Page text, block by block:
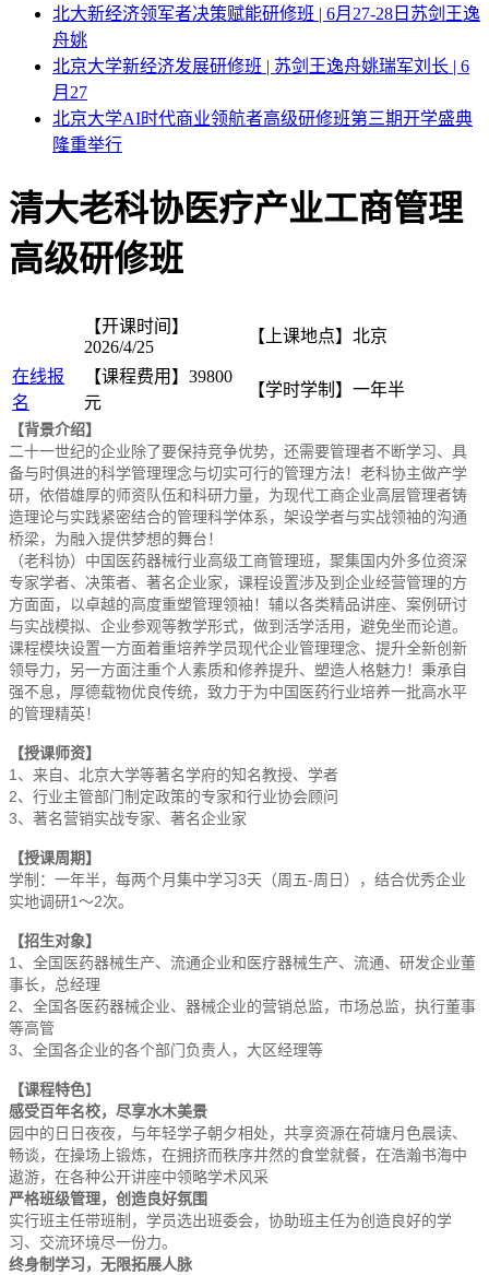
北大新经济领军者决策赋能研修班 | 6月27-28日苏剑王逸
舟姚
北京大学新经济发展研修班 | 苏剑王逸舟姚瑞军刘长 | 6
月27
北京大学AI时代商业领航者高级研修班第三期开学盛典
隆重举行
清大老科协医疗产业工商管理
高级研修班
【开课时间】
2026/4/25
【上课地点】 北京
在线报
名
【课程费用】 39800
元
【学时学制】 一年半
【背景介绍】
二十一世纪的企业除了要保持竞争优势，还需要管理者不断学习、具
备与时俱进的科学管理理念与切实可行的管理方法！老科协主做产学
研，依借雄厚的师资队伍和科研力量，为现代工商企业高层管理者铸
造理论与实践紧密结合的管理科学体系，架设学者与实战领袖的沟通
桥梁，为融入提供梦想的舞台！
（老科协）中国医药器械行业高级工商管理班，聚集国内外多位资深
专家学者、决策者、著名企业家，课程设置涉及到企业经营管理的方
方面面，以卓越的高度重塑管理领袖！辅以各类精品讲座、案例研讨
与实战模拟、企业参观等教学形式，做到活学活用，避免坐而论道。
课程模块设置一方面着重培养学员现代企业管理理念、提升全新创新
领导力，另一方面注重个人素质和修养提升、塑造人格魅力！秉承自
强不息，厚德载物优良传统，致力于为中国医药行业培养一批高水平
的管理精英！
【授课师资】
1、来自、北京大学等著名学府的知名教授、学者
2、行业主管部门制定政策的专家和行业协会顾问
3、著名营销实战专家、著名企业家
【授课周期】
学制：一年半，每两个月集中学习3天（周五-周日），结合优秀企业
实地调研1～2次。
【招生对象】
1、全国医药器械生产、流通企业和医疗器械生产、流通、研发企业董
事长，总经理
2、全国各医药器械企业、器械企业的营销总监，市场总监，执行董事
等高管
3、全国各企业的各个部门负责人，大区经理等
【课程特色】
感受百年名校，尽享水木美景
园中的日日夜夜，与年轻学子朝夕相处，共享资源在荷塘月色晨读、
畅谈，在操场上锻炼，在拥挤而秩序井然的食堂就餐，在浩瀚书海中
遨游，在各种公开讲座中领略学术风采
严格班级管理，创造良好氛围
实行班主任带班制，学员选出班委会，协助班主任为创造良好的学
习、交流环境尽一份力。
终身制学习，无限拓展人脉